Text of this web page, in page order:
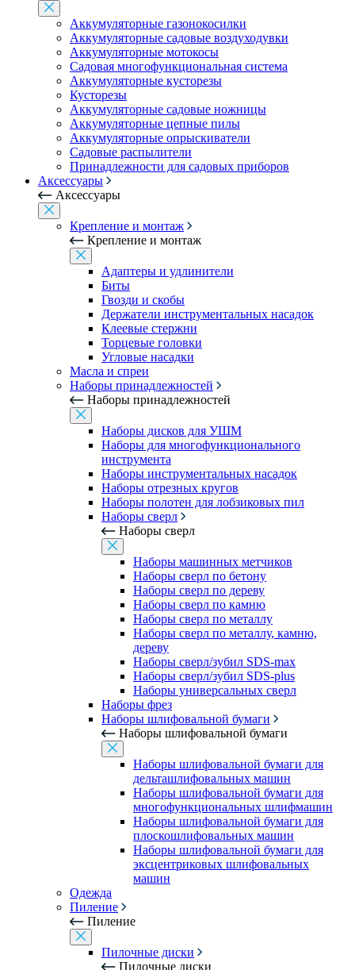
Аккумуляторные газонокосилки
Аккумуляторные садовые воздуходувки
Аккумуляторные мотокосы
Садовая многофункциональная система
Аккумуляторные кусторезы
Кусторезы
Аккумуляторные садовые ножницы
Аккумуляторные цепные пилы
Аккумуляторные опрыскиватели
Садовые распылители
Принадлежности для садовых приборов
Аксессуары
Аксессуары
Крепление и монтаж
Крепление и монтаж
Адаптеры и удлинители
Биты
Гвозди и скобы
Держатели инструментальных насадок
Клеевые стержни
Торцевые головки
Угловые насадки
Масла и спреи
Наборы принадлежностей
Наборы принадлежностей
Наборы дисков для УШМ
Наборы для многофункционального
инструмента
Наборы инструментальных насадок
Наборы отрезных кругов
Наборы полотен для лобзиковых пил
Наборы сверл
Наборы сверл
Наборы машинных метчиков
Наборы сверл по бетону
Наборы сверл по дереву
Наборы сверл по камню
Наборы сверл по металлу
Наборы сверл по металлу, камню,
дереву
Наборы сверл/зубил SDS-max
Наборы сверл/зубил SDS-plus
Наборы универсальных сверл
Наборы фрез
Наборы шлифовальной бумаги
Наборы шлифовальной бумаги
Наборы шлифовальной бумаги для
дельташлифовальных машин
Наборы шлифовальной бумаги для
многофункциональных шлифмашин
Наборы шлифовальной бумаги для
плоскошлифовальных машин
Наборы шлифовальной бумаги для
эксцентриковых шлифовальных
машин
Одежда
Пиление
Пиление
Пилочные диски
Пилочные диски